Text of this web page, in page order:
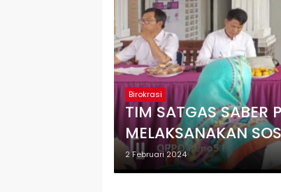
Birokrasi
TIM SATGAS SABER
MELAKSANAKAN
2 Februari 2024